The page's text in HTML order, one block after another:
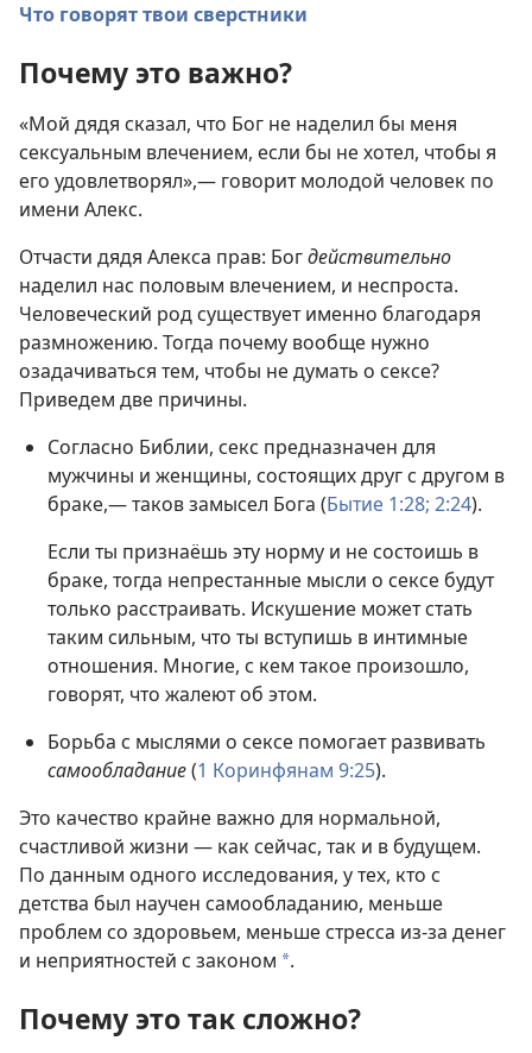
Что говорят твои сверстники
Почему это важно?
«Мой дядя сказал, что Бог не наделил бы меня
сексуальным влечением, если бы не хотел, чтобы я
его удовлетворял»,— говорит молодой человек по
имени Алекс.
Отчасти дядя Алекса прав: Богдействительно
наделил нас половым влечением, и неспроста.
Человеческий род существует именно благодаря
размножению. Тогда почему вообще нужно
озадачиваться тем, чтобы не думать о сексе?
Приведем две причины.
Согласно Библии, секс предназначен для
мужчины и женщины, состоящих друг с другом в
браке,— таков замысел Бога (Бытие 1:28; 2:24).
Если ты признаёшь эту норму и не состоишь в
браке, тогда непрестанные мысли о сексе будут
только расстраивать. Искушение может стать
таким сильным, что ты вступишь в интимные
отношения. Многие, с кем такое произошло,
говорят, что жалеют об этом.
Борьба с мыслями о сексе помогает развивать
самообладание(1 Коринфянам 9:25).
Это качество крайне важно для нормальной,
счастливой жизни — как сейчас, так и в будущем.
По данным одного исследования, у тех, кто с
детства был научен самообладанию, меньше
проблем со здоровьем, меньше стресса из-за денег
и неприятностей с законом a.
Почему это так сложно?